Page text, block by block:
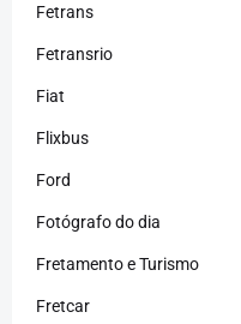
Fetrans
Fetransrio
Fiat
Flixbus
Ford
Fotógrafo do dia
Fretamento e Turismo
Fretcar